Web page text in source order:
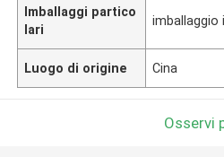
Imballaggi partico
lari
imballaggio
Luogo di origine Cina
Osservi